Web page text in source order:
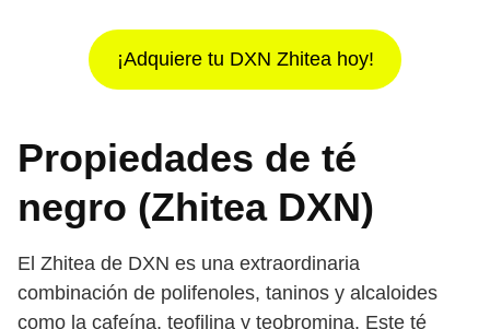
¡Adquiere tu DXN Zhitea hoy!
Propiedades de té
negro (Zhitea DXN)
El Zhitea de DXN es una extraordinaria
combinación de polifenoles, taninos y alcaloides
como la cafeína, teofilina y teobromina. Este té